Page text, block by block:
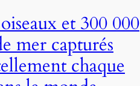
et 300 000
mer capturés
chaque